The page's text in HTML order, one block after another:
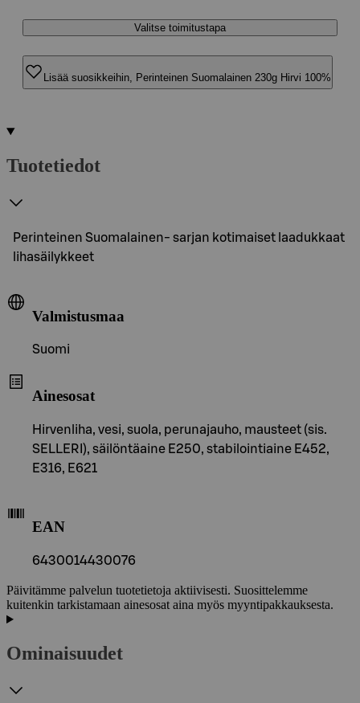
Valitse toimitustapa
Lisää suosikkeihin, Perinteinen Suomalainen 230g Hirvi 100%
Tuotetiedot
Perinteinen Suomalainen- sarjan kotimaiset laadukkaat
lihasäilykkeet
Valmistusmaa
Suomi
Ainesosat
Hirvenliha, vesi, suola, perunajauho, mausteet (sis.
SELLERI), säilöntäaine E250, stabilointiaine E452,
E316, E621
EAN
6430014430076
Päivitämme palvelun tuotetietoja aktiivisesti. Suosittelemme
kuitenkin tarkistamaan ainesosat aina myös myyntipakkauksesta.
Ominaisuudet